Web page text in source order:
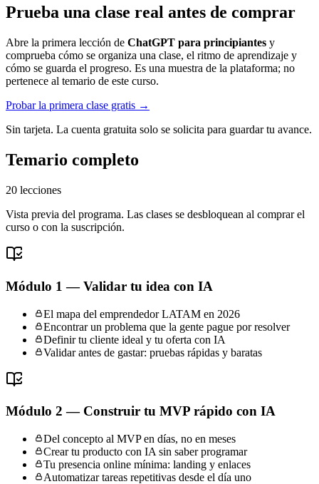
Prueba una clase real antes de comprar
Abre la primera lección de ChatGPT para principiantes y
comprueba cómo se organiza una clase, el ritmo de aprendizaje y
cómo se guarda el progreso. Es una muestra de la plataforma; no
pertenece al temario de este curso.
Probar la primera clase gratis →
Sin tarjeta. La cuenta gratuita solo se solicita para guardar tu avance.
Temario completo
20 lecciones
Vista previa del programa. Las clases se desbloquean al comprar el
curso o con la suscripción.
Módulo 1 — Validar tu idea con IA
El mapa del emprendedor LATAM en 2026
Encontrar un problema que la gente pague por resolver
Definir tu cliente ideal y tu oferta con IA
Validar antes de gastar: pruebas rápidas y baratas
Módulo 2 — Construir tu MVP rápido con IA
Del concepto al MVP en días, no en meses
Crear tu producto con IA sin saber programar
Tu presencia online mínima: landing y enlaces
Automatizar tareas repetitivas desde el día uno